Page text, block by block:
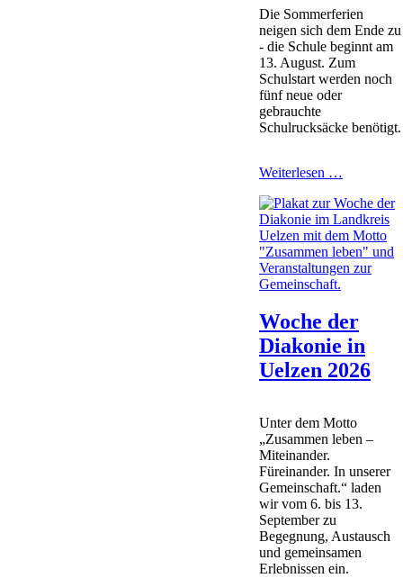
Die Sommerferien
neigen sich dem Ende zu
- die Schule beginnt am
13. August. Zum
Schulstart werden noch
fünf neue oder
gebrauchte
Schulrucksäcke benötigt.
Weiterlesen …
5.
Klässler
gesucht
Woche der
Diakonie in
Uelzen 2026
Unter dem Motto
„Zusammen leben –
Miteinander.
Füreinander. In unserer
Gemeinschaft.“ laden
wir vom 6. bis 13.
September zu
Begegnung, Austausch
und gemeinsamen
Erlebnissen ein.